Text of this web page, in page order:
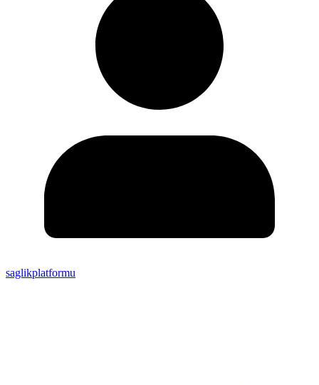
saglikplatformu